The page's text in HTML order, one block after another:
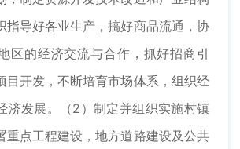
指导好各业生产，搞好商品流通，协
区的经济交流与合作，抓好招商引
目开发，不断培育市场体系，组织经
济发展。（2）制定并组织实施村镇
重点工程建设，地方道路建设及公共